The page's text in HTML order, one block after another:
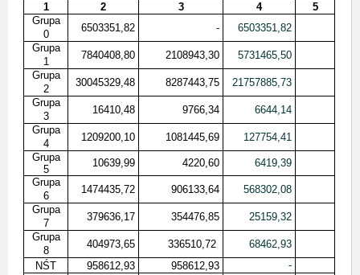
1
2 3 4
5
Grupa
0
6503351,82 -
6503351,82
Grupa
1
7840408,80 2108943,30
5731465,50
Grupa
2
30045329,48 8287443,75
21757885,73
Grupa
3
16410,48 9766,34
6644,14
Grupa
4
1209200,10 1081445,69
127754,41
Grupa
5
10639,99 4220,60
6419,39
Grupa
6
1474435,72 906133,64
568302,08
Grupa
7
379636,17 354476,85
25159,32
Grupa
8
404973,65 336510,72
68462,93
NŚT
958612,93 958612,93
-